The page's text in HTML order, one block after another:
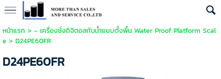
หน้าแรก > - เครื่องชั่งดิจิตอลกันน้ำแบบตั้งพื้น Water Proof Platform Scal
e > D24PE60FR
D24PE60FR